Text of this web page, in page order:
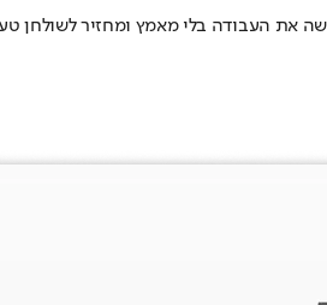
העבודה בלי מאמץ ומחזיר לשולחן